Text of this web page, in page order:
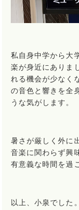
私自身中学から大
楽が身近にありま
れる機会が少なく
の音色と響きを全
うな気がします。
暑さが厳しく外に
音楽に関わらず興
有意義な時間を過
以上、小泉でした。